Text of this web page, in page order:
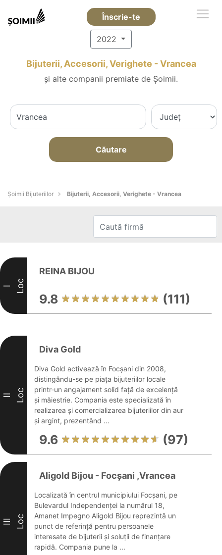
Înscrie-te
2022
Bijuterii, Accesorii, Verighete - Vrancea
și alte companii premiate de Șoimii.
Căutare
Şoimii Bijuteriilor Bijuterii, Accesorii, Verighete - Vrancea
I Loc
REINA BIJOU
9.8 (111)
II Loc
Diva Gold
Diva Gold activează în Focșani din 2008,
distingându-se pe piața bijuteriilor locale
printr-un angajament solid față de excelență
și măiestrie. Compania este specializată în
realizarea și comercializarea bijuteriilor din aur
și argint, prezentând ...
9.6 (97)
III Loc
Aligold Bijou - Focșani ,Vrancea
Localizată în centrul municipiului Focșani, pe
Bulevardul Independenței la numărul 18,
Amanet Impegno Aligold Bijou reprezintă un
punct de referință pentru persoanele
interesate de bijuterii și soluții de finanțare
rapidă. Compania pune la ...